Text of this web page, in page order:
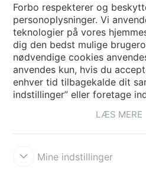
My Forbo
Nuway entrance systems
Forbo respekterer og
personoplysninger. Vi
teknologier på vores
dig den bedst mulige
nødvendige cookies
anvendes kun, hvis du
enhver tid tilbagekalde dit
indstillinger” eller foretage
LÆS MERE
Mine indstillinger